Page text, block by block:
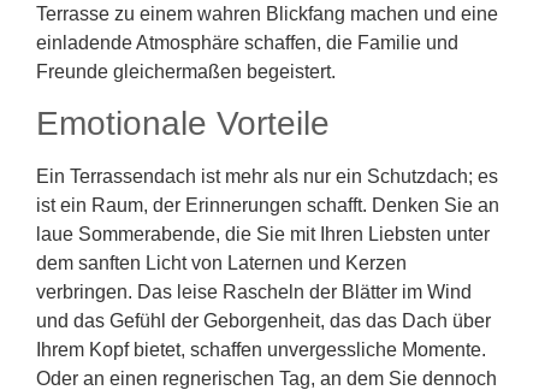
Terrasse zu einem wahren Blickfang machen und eine
einladende Atmosphäre schaffen, die Familie und
Freunde gleichermaßen begeistert.
Emotionale Vorteile
Ein Terrassendach ist mehr als nur ein Schutzdach; es
ist ein Raum, der Erinnerungen schafft. Denken Sie an
laue Sommerabende, die Sie mit Ihren Liebsten unter
dem sanften Licht von Laternen und Kerzen
verbringen. Das leise Rascheln der Blätter im Wind
und das Gefühl der Geborgenheit, das das Dach über
Ihrem Kopf bietet, schaffen unvergessliche Momente.
Oder an einen regnerischen Tag, an dem Sie dennoch